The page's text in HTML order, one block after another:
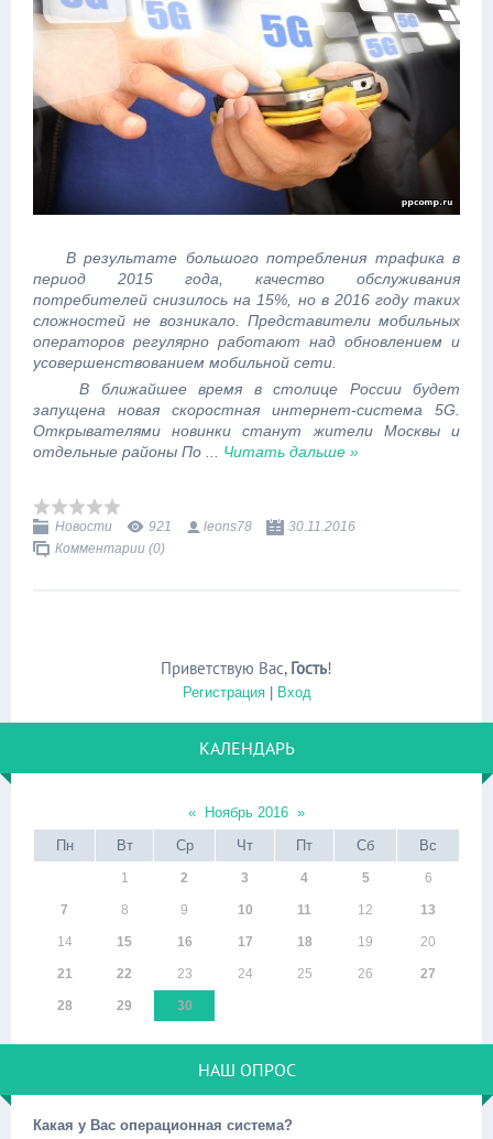
В результате большого потребления трафика в
период 2015 года, качество обслуживания
потребителей снизилось на 15%, но в 2016 году таких
сложностей не возникало. Представители мобильных
операторов регулярно работают над обновлением и
усовершенствованием мобильной сети.
В ближайшее время в столице России будет
запущена новая скоростная интернет-система 5G.
Открывателями новинки станут жители Москвы и
отдельные районы По ... Читать дальше »
Новости 921 leons78
30.11.2016
Комментарии (0)
Приветствую Вас, Гость!
Регистрация| Вход
КАЛЕНДАРЬ
« Ноябрь 2016 »
Пн
Вт Ср Чт Пт Сб Вс
1 2 3 4 5 6
7 8 9 10 11 12 13
14 15 16 17 18 19 20
21 22 23 24 25 26 27
28 29 30
НАШ ОПРОС
Какая у Вас операционная система?